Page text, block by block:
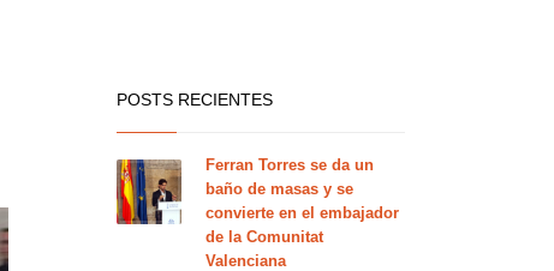
POSTS RECIENTES
Ferran Torres se da un
baño de masas y se
convierte en el embajador
de la Comunitat
Valenciana